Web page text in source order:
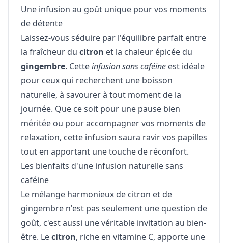
Une infusion au goût unique pour vos moments
de détente
Laissez-vous séduire par l'équilibre parfait entre
la fraîcheur du citron et la chaleur épicée du
gingembre. Cetteinfusion sans caféine est idéale
pour ceux qui recherchent une boisson
naturelle, à savourer à tout moment de la
journée. Que ce soit pour une pause bien
méritée ou pour accompagner vos moments de
relaxation, cette infusion saura ravir vos papilles
tout en apportant une touche de réconfort.
Les bienfaits d'une infusion naturelle sans
caféine
Le mélange harmonieux de citron et de
gingembre n'est pas seulement une question de
goût, c'est aussi une véritable invitation au bien-
être. Lecitron, riche en vitamine C, apporte une